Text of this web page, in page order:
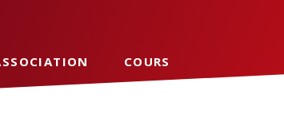
COURS